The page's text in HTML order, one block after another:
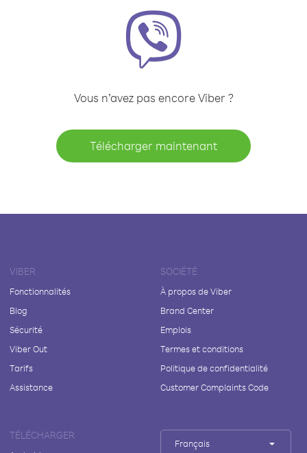
Vous n’avez pas encore Viber ?
Télécharger maintenant
VIBER
Fonctionnalités
Blog
Sécurité
Viber Out
Tarifs
Assistance
SOCIÉTÉ
À propos de Viber
Brand Center
Emplois
Termes et conditions
Politique de confidentialité
Customer Complaints Code
TÉLÉCHARGER
Français